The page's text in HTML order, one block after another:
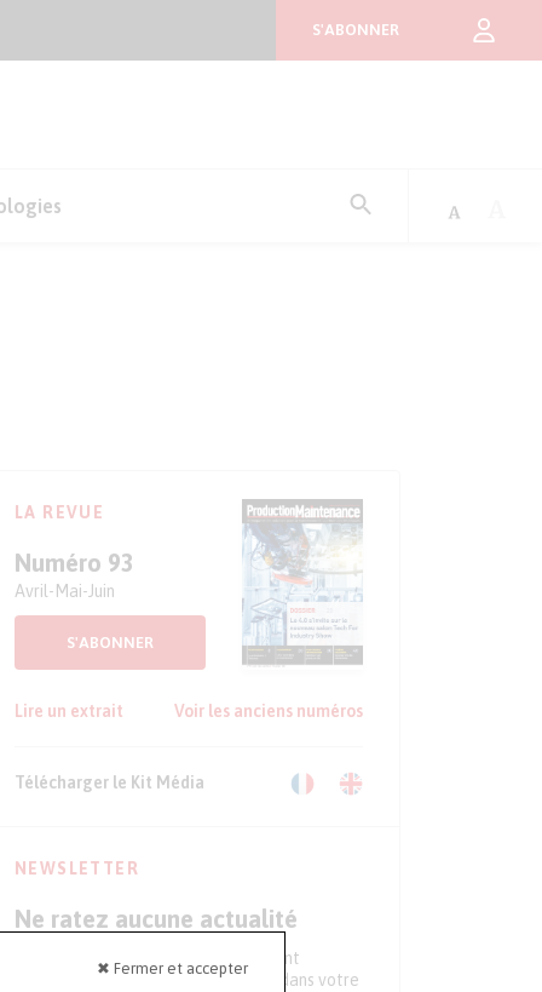
✖ Fermer et accepter
S'ABONNER
LA REVUE
Numéro 93
Avril-Mai-Juin
S'ABONNER
Lire un extrait Voir les anciens numéros
Télécharger le Kit Média
NEWSLETTER
Ne ratez aucune actualité
Tous les 15 jours, recevez directement
l'essentiel de l'actualité du secteur dans votre